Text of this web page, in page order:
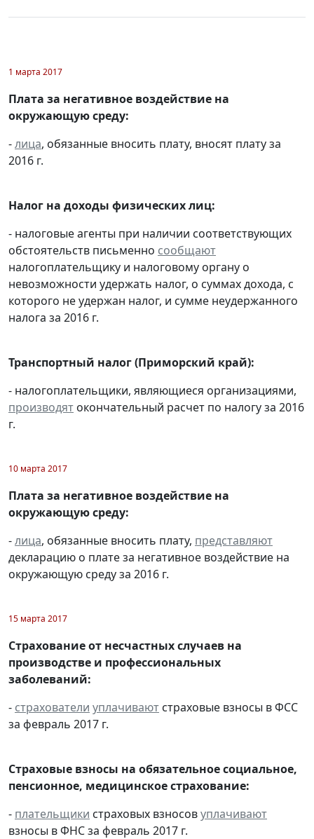
1 марта 2017
Плата за негативное воздействие на
окружающую среду:
-лица, обязанные вносить плату, вносят плату за
2016 г.
Налог на доходы физических лиц:
- налоговые агенты при наличии соответствующих
обстоятельств письменно сообщают
налогоплательщику и налоговому органу о
невозможности удержать налог, о суммах дохода, с
которого не удержан налог, и сумме неудержанного
налога за 2016 г.
Транспортный налог (Приморский край):
- налогоплательщики, являющиеся организациями,
производят окончательный расчет по налогу за 2016
г.
10 марта 2017
Плата за негативное воздействие на
окружающую среду:
-лица, обязанные вносить плату, представляют
декларацию о плате за негативное воздействие на
окружающую среду за 2016 г.
15 марта 2017
Страхование от несчастных случаев на
производстве и профессиональных
заболеваний:
- страхователи уплачивают страховые взносы в ФСС
за февраль 2017 г.
Страховые взносы на обязательное социальное,
пенсионное, медицинское страхование:
- плательщики страховых взносовуплачивают
взносы в ФНС за февраль 2017 г.